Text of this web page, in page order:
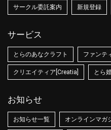
サークル委託案内 新規登録
サービス
とらのあなクラフト ファンテ
クリエイティア[Creatia] とら
お知らせ
お知らせ一覧 オンラインマガ